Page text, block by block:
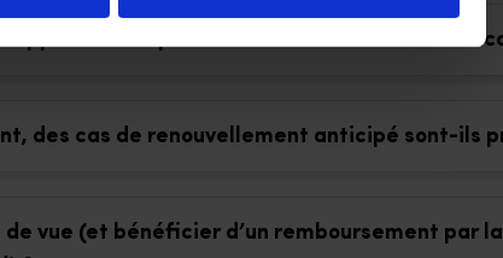
aux personnes en situation de
des cas de renouvellement anticipé sont-ils
vue (et bénéficier d’un remboursement par